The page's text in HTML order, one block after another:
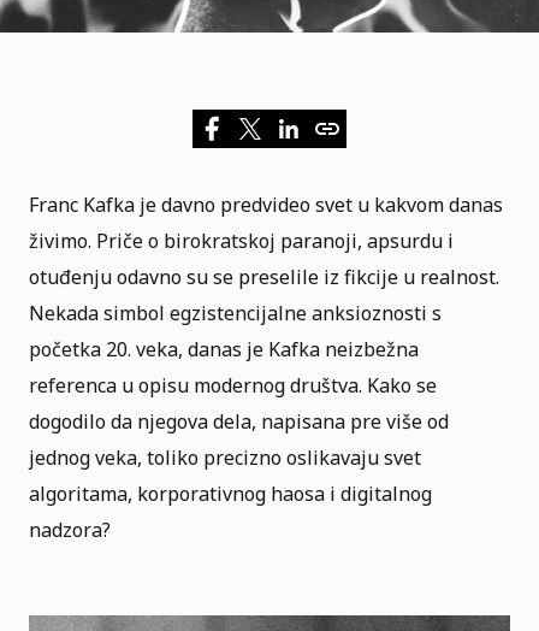
Franc Kafka je davno predvideo svet u kakvom danas
živimo. Priče o birokratskoj paranoji, apsurdu i
otuđenju odavno su se preselile iz fikcije u realnost.
Nekada simbol egzistencijalne anksioznosti s
početka 20. veka, danas je Kafka neizbežna
referenca u opisu modernog društva. Kako se
dogodilo da njegova dela, napisana pre više od
jednog veka, toliko precizno oslikavaju svet
algoritama, korporativnog haosa i digitalnog
nadzora?